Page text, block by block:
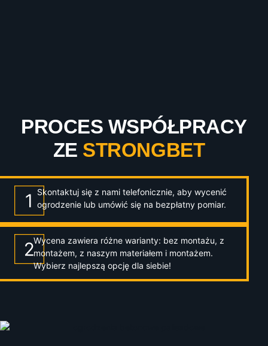
PROCES WSPÓŁPRACY
ZE STRONGBET
Skontaktuj się z nami telefonicznie, aby wycenić
ogrodzenie lub umówić się na bezpłatny pomiar.
Wycena zawiera różne warianty: bez montażu, z
montażem, z naszym materiałem i montażem.
Wybierz najlepszą opcję dla siebie!